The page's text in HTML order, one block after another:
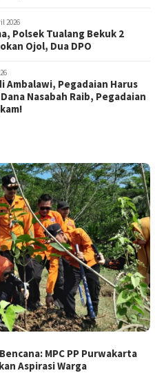
2026
Polsek Tualang Bekuk 2
Ojol, Dua DPO
Ambalawi, Pegadaian Harus
Nasabah Raib, Pegadaian
MPC PP Purwakarta
Aspirasi Warga